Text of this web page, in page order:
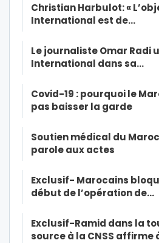
Christian Harbulot: «
International est de…
Le journaliste Omar Radi
International dans sa…
Covid-19 : pourquoi le
pas baisser la garde
Soutien médical du
parole aux actes
Exclusif- Marocains
début de l’opération de…
Exclusif-Ramid dans la
source à la CNSS affirme